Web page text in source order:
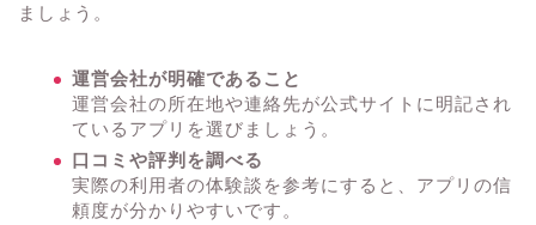
ましょう。
運営会社が明確であること
運営会社の所在地や連絡先が公式サイトに明記され
ているアプリを選びましょう。
口コミや評判を調べる
実際の利用者の体験談を参考にすると、アプリの信
頼度が分かりやすいです。